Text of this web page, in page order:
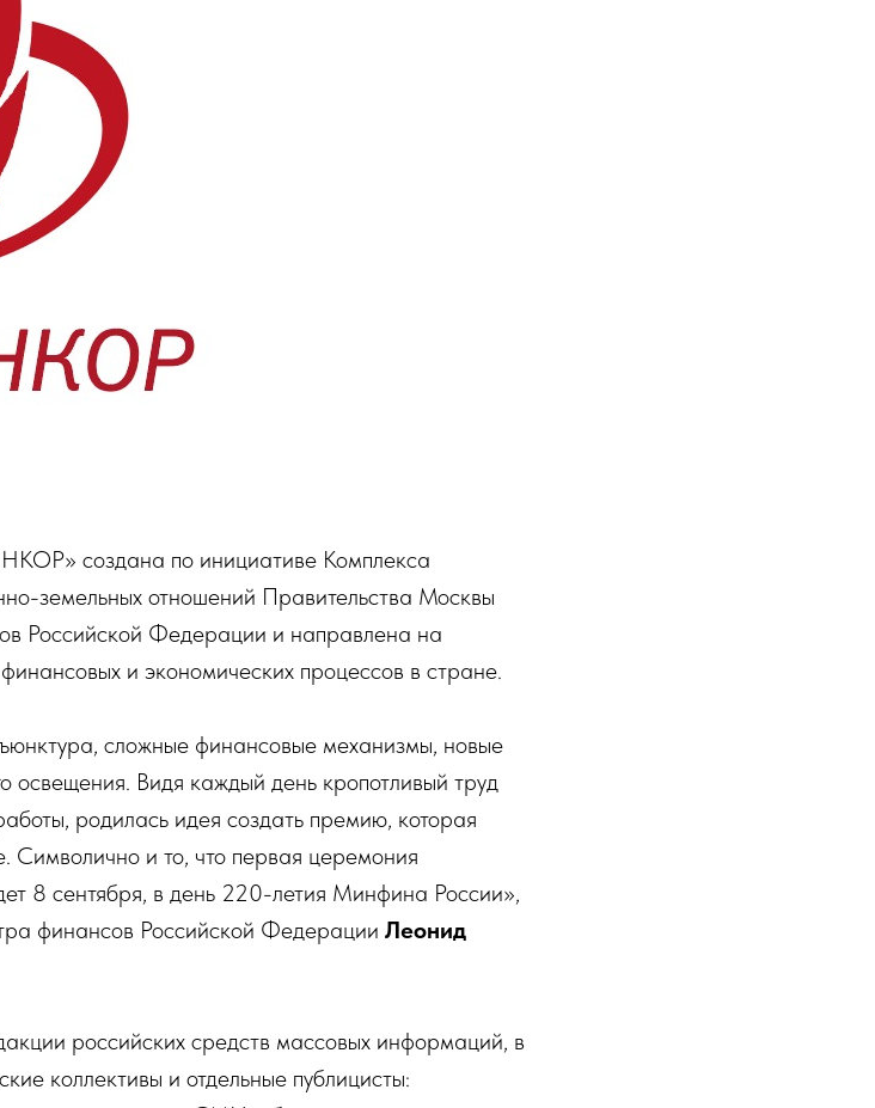
создана по инициативе Комплекса
земельных отношений Правительства Москвы
Российской Федерации и направлена на
и экономических процессов в стране.
сложные финансовые механизмы, новые
освещения. Видя каждый день кропотливый труд
родилась идея создать премию, которая
Символично и то, что первая церемония
8 сентября, в день 220-летия Минфина России»,
финансов Российской Федерации Леонид
российских средств массовых информаций, в
коллективы и отдельные публицисты: